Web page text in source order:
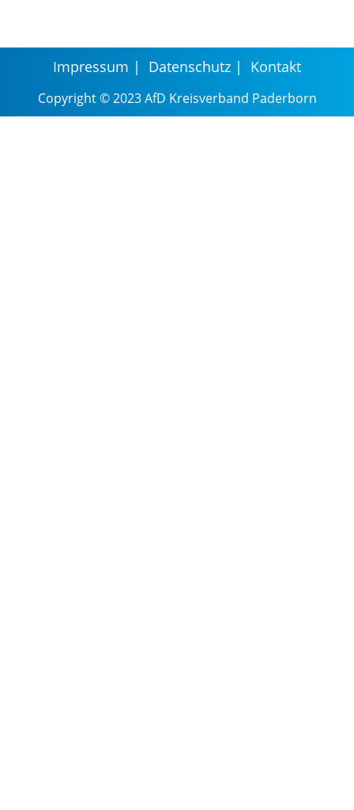
Impressum Datenschutz Kontakt
Copyright © 2023 AfD Kreisverband Paderborn